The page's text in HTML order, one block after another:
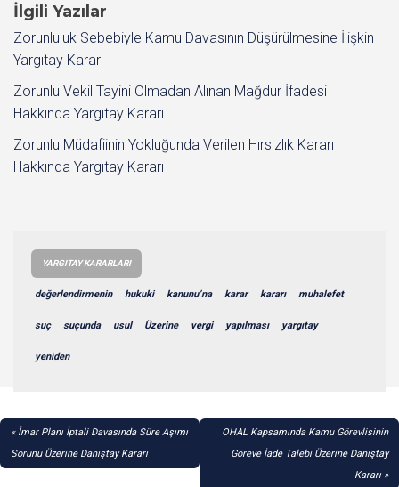
İlgili Yazılar
Zorunluluk Sebebiyle Kamu Davasının Düşürülmesine İlişkin
Yargıtay Kararı
Zorunlu Vekil Tayini Olmadan Alınan Mağdur İfadesi
Hakkında Yargıtay Kararı
Zorunlu Müdafiinin Yokluğunda Verilen Hırsızlık Kararı
Hakkında Yargıtay Kararı
YARGITAY KARARLARI
değerlendirmenin hukuki kanunu’na karar kararı muhalefet
suç suçunda usul Üzerine vergi yapılması yargıtay
yeniden
YAZI
GEZINMESI
İmar Planı İptali Davasında Süre Aşımı
Sorunu Üzerine Danıştay Kararı
OHAL Kapsamında Kamu Görevlisinin
Göreve İade Talebi Üzerine Danıştay
Kararı